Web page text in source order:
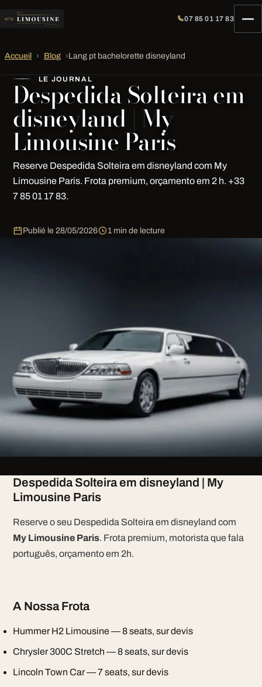
07 85 01 17 83
Accueil › Blog ›Lang pt bachelorette disneyland
LE JOURNAL
Despedida Solteira em
disneyland | My
Limousine Paris
Reserve Despedida Solteira em disneyland com My
Limousine Paris. Frota premium, orçamento em 2 h. +33
7 85 01 17 83.
Publié le 28/05/2026 1 min de lecture
Despedida Solteira em disneyland | My
Limousine Paris
Reserve o seu Despedida Solteira em disneyland com
My Limousine Paris. Frota premium, motorista que fala
português, orçamento em 2h.
A Nossa Frota
Hummer H2 Limousine — 8 seats, sur devis
Chrysler 300C Stretch — 8 seats, sur devis
Lincoln Town Car — 7 seats, sur devis